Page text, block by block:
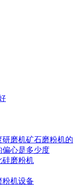
磨机矿石磨粉机的
偏心是多少度
硅磨粉机
粉机设备